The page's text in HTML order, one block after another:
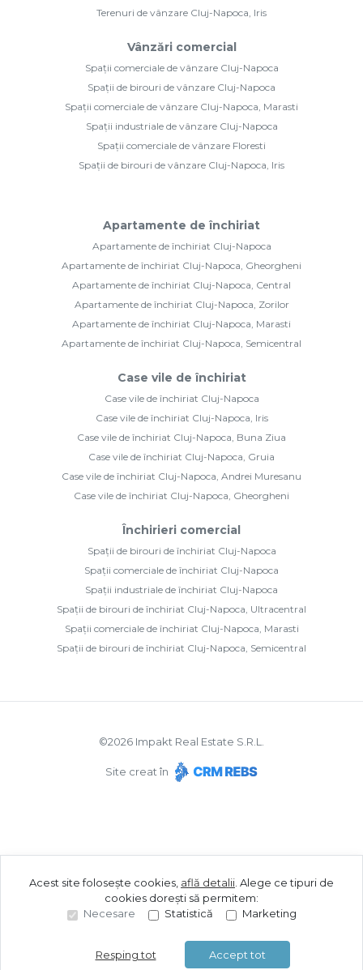
Terenuri de vânzare Cluj-Napoca, Iris
Vânzări comercial
Spații comerciale de vânzare Cluj-Napoca
Spații de birouri de vânzare Cluj-Napoca
Spații comerciale de vânzare Cluj-Napoca, Marasti
Spații industriale de vânzare Cluj-Napoca
Spații comerciale de vânzare Floresti
Spații de birouri de vânzare Cluj-Napoca, Iris
Apartamente de închiriat
Apartamente de închiriat Cluj-Napoca
Apartamente de închiriat Cluj-Napoca, Gheorgheni
Apartamente de închiriat Cluj-Napoca, Central
Apartamente de închiriat Cluj-Napoca, Zorilor
Apartamente de închiriat Cluj-Napoca, Marasti
Apartamente de închiriat Cluj-Napoca, Semicentral
Case vile de închiriat
Case vile de închiriat Cluj-Napoca
Case vile de închiriat Cluj-Napoca, Iris
Case vile de închiriat Cluj-Napoca, Buna Ziua
Case vile de închiriat Cluj-Napoca, Gruia
Case vile de închiriat Cluj-Napoca, Andrei Muresanu
Case vile de închiriat Cluj-Napoca, Gheorgheni
Închirieri comercial
Spații de birouri de închiriat Cluj-Napoca
Spații comerciale de închiriat Cluj-Napoca
Spații industriale de închiriat Cluj-Napoca
Spații de birouri de închiriat Cluj-Napoca, Ultracentral
Spații comerciale de închiriat Cluj-Napoca, Marasti
Spații de birouri de închiriat Cluj-Napoca, Semicentral
©2026 Impakt Real Estate S.R.L.
Site creat în
Acest site folosește cookies, află detalii Alege ce tipuri de
cookies dorești să permitem:
Necesare
Statistică Marketing
Resping tot Accept tot